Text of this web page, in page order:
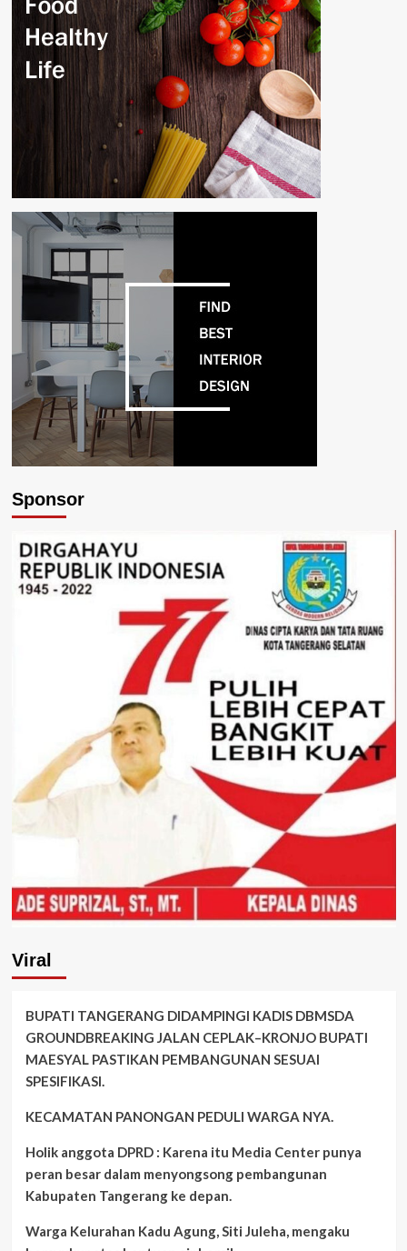
Sponsor
Viral
BUPATI TANGERANG DIDAMPINGI KADIS DBMSDA
GROUNDBREAKING JALAN CEPLAK–KRONJO BUPATI
MAESYAL PASTIKAN PEMBANGUNAN SESUAI
SPESIFIKASI.
KECAMATAN PANONGAN PEDULI WARGA NYA.
Holik anggota DPRD : Karena itu Media Center punya
peran besar dalam menyongsong pembangunan
Kabupaten Tangerang ke depan.
Warga Kelurahan Kadu Agung, Siti Juleha, mengaku